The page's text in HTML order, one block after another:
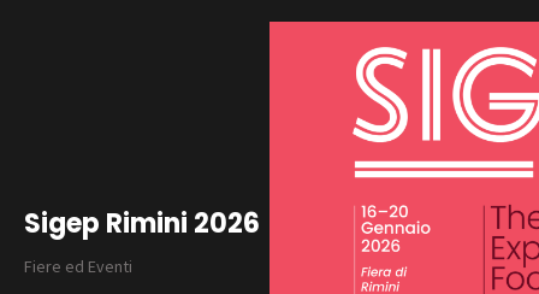
Sigep Rimini 2026
Fiere ed Eventi